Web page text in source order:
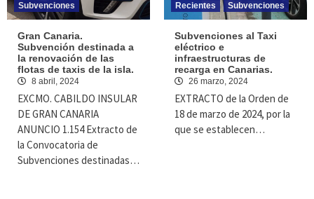
Subvenciones
Gran Canaria.
Subvención destinada a
la renovación de las
flotas de taxis de la isla.
8 abril, 2024
EXCMO. CABILDO INSULAR
DE GRAN CANARIA
ANUNCIO 1.154 Extracto de
la Convocatoria de
Subvenciones destinadas…
Recientes
Subvenciones
Subvenciones al Taxi
eléctrico e
infraestructuras de
recarga en Canarias.
26 marzo, 2024
EXTRACTO de la Orden de
18 de marzo de 2024, por la
que se establecen…